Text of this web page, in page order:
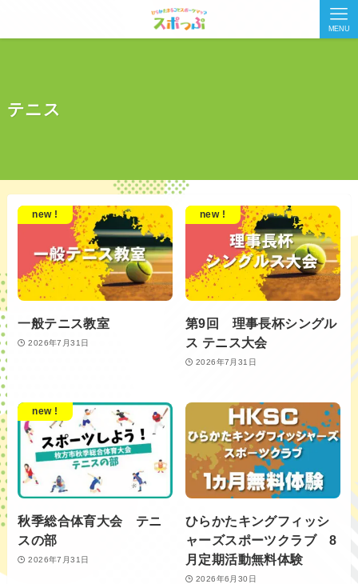
MENU
テニス
new !
一般テニス教室
2026年7月31日
new !
第9回 理事長杯シングル
ス テニス大会
2026年7月31日
new !
秋季総合体育大会 テニ
スの部
2026年7月31日
ひらかたキングフィッシ
ャーズスポーツクラブ 8
月定期活動無料体験
2026年6月30日